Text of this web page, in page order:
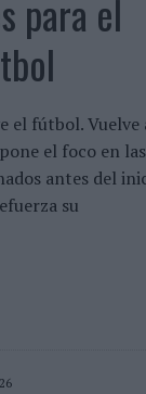
para el
el fútbol. Vuelve
pone el foco en las
antes del
su